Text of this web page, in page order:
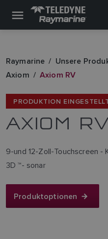
Raymarine Unsere
Axiom
Axiom RV
PRODUKTION
AXIOM RV
9-und 12-Zoll-Touchscreen -
3D ™- sonar
Produktoptionen